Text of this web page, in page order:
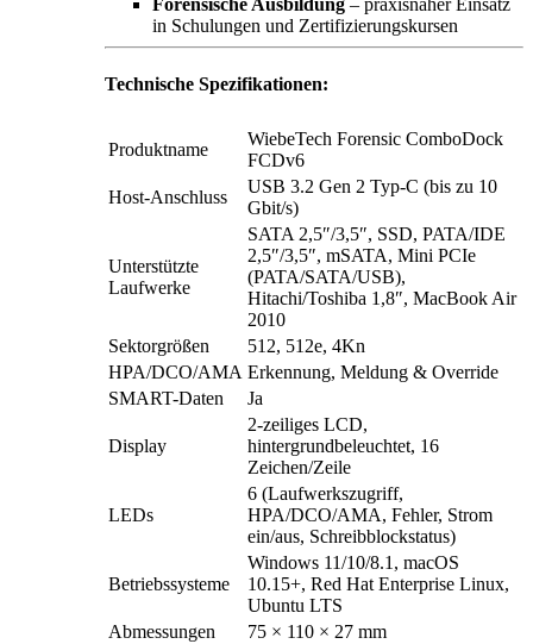
in Schulungen und Zertifizierungskursen
Technische Spezifikationen:
Produktname
WiebeTech Forensic ComboDock
FCDv6
Host-Anschluss
USB 3.2 Gen 2 Typ-C (bis zu 10
Gbit/s)
Unterstützte
Laufwerke
SATA 2,5″/3,5″, SSD, PATA/IDE
2,5″/3,5″, mSATA, Mini PCIe
(PATA/SATA/USB),
Hitachi/Toshiba 1,8″, MacBook Air
2010
Sektorgrößen
512, 512e, 4Kn
HPA/DCO/AMA Erkennung, Meldung & Override
SMART-Daten
Ja
Display
2-zeiliges LCD,
hintergrundbeleuchtet, 16
Zeichen/Zeile
LEDs
6 (Laufwerkszugriff,
HPA/DCO/AMA, Fehler, Strom
ein/aus, Schreibblockstatus)
Betriebssysteme
Windows 11/10/8.1, macOS
10.15+, Red Hat Enterprise Linux,
Ubuntu LTS
Abmessungen
75 × 110 × 27 mm